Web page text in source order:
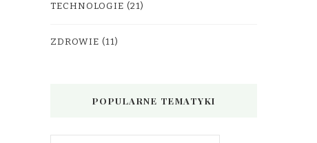
TECHNOLOGIE (21)
ZDROWIE (11)
POPULARNE TEMATYKI